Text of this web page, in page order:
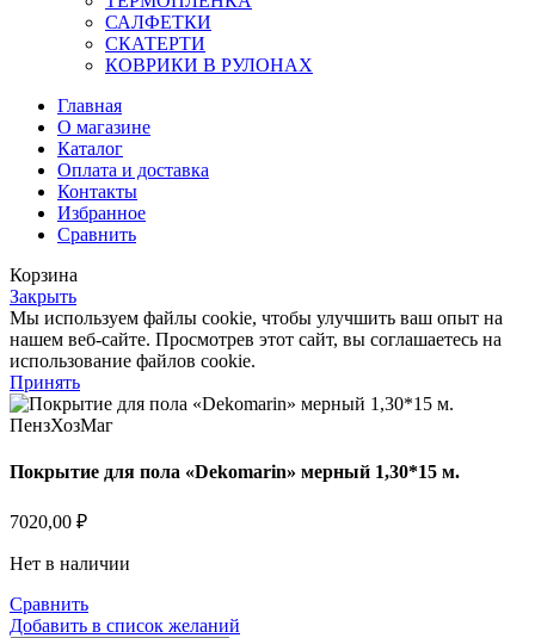
САЛФЕТКИ
СКАТЕРТИ
КОВРИКИ В РУЛОНАХ
Главная
О магазине
Каталог
Оплата и доставка
Контакты
Избранное
Сравнить
Корзина
Закрыть
Мы используем файлы cookie, чтобы улучшить ваш опыт на
нашем веб-сайте. Просмотрев этот сайт, вы соглашаетесь на
использование файлов cookie.
Принять
Покрытие для пола «Dekomarin» мерный 1,30*15 м.
7020,00 ₽
Нет в наличии
Сравнить
Добавить в список желаний